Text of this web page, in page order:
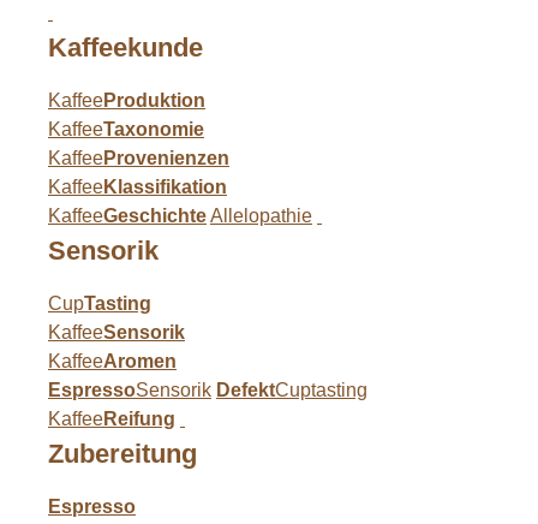
Kaffeekunde
KaffeeProduktion
KaffeeTaxonomie
KaffeeProvenienzen
KaffeeKlassifikation
KaffeeGeschichteAllelopathie
Sensorik
CupTasting
KaffeeSensorik
KaffeeAromen
EspressoSensorik DefektCuptasting
KaffeeReifung
Zubereitung
Espresso